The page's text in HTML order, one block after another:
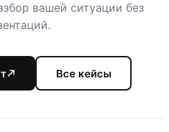
вашей ситуации без
Все кейсы